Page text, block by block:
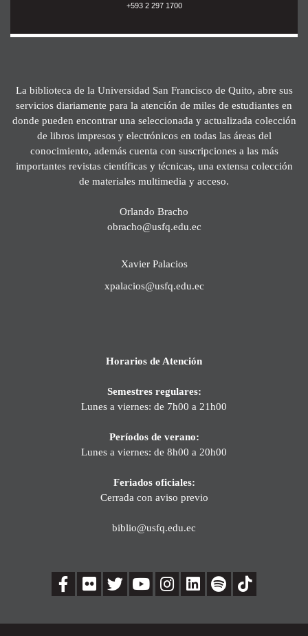
+593 2 297 1700
La biblioteca de la Universidad San Francisco de Quito, abre sus
servicios diariamente para la atención de miles de estudiantes en
donde pueden encontrar una seleccionada y actualizada colección
de libros impresos y electrónicos en todas las áreas del
conocimiento, además cuenta con suscripciones a las más
importantes revistas científicas y técnicas, una extensa colección
de materiales multimedia y acceso.
Orlando Bracho
obracho@usfq.edu.ec
Xavier Palacios
xpalacios@usfq.edu.ec
Horarios de Atención
Semestres regulares:
Lunes a viernes: de 7h00 a 21h00
Períodos de verano:
Lunes a viernes: de 8h00 a 20h00
Feriados oficiales:
Cerrada con aviso previo
biblio@usfq.edu.ec